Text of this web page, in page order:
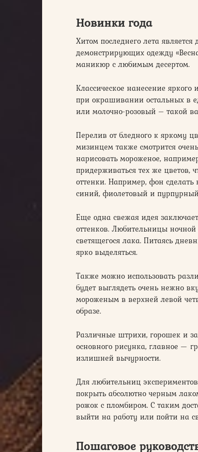
Новинки года
Хитом последнего лета
демонстрирующих одежду
маникюр с любимым десертом.
Классическое нанесение
при окрашивании остальных в
или молочно-розовый – такой
Перелив от бледного к яркому
мизинцем также смотрится
нарисовать мороженое,
придерживаться тех же цветов,
оттенки. Например, фон
синий, фиолетовый и
Еще одна свежая идея
оттенков. Любительницы
светящегося лака. Питаясь
ярко выделяться.
Также можно использовать
будет выглядеть очень нежно
мороженым в верхней левой
образе.
Различные штрихи, горошек и
основного рисунка, главное —
излишней вычурности.
Для любительниц
покрыть абсолютно черным
рожок с пломбиром. С таким
выйти на работу или пойти на
Пошаговое